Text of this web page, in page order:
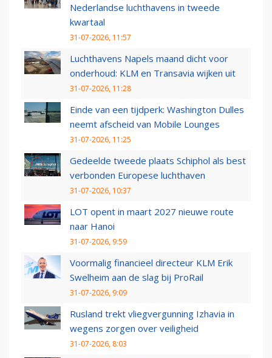
Nederlandse luchthavens in tweede
kwartaal
31-07-2026, 11:57
Luchthavens Napels maand dicht voor
onderhoud: KLM en Transavia wijken uit
31-07-2026, 11:28
Einde van een tijdperk: Washington Dulles
neemt afscheid van Mobile Lounges
31-07-2026, 11:25
Gedeelde tweede plaats Schiphol als best
verbonden Europese luchthaven
31-07-2026, 10:37
LOT opent in maart 2027 nieuwe route
naar Hanoi
31-07-2026, 9:59
Voormalig financieel directeur KLM Erik
Swelheim aan de slag bij ProRail
31-07-2026, 9:09
Rusland trekt vliegvergunning Izhavia in
wegens zorgen over veiligheid
31-07-2026, 8:03